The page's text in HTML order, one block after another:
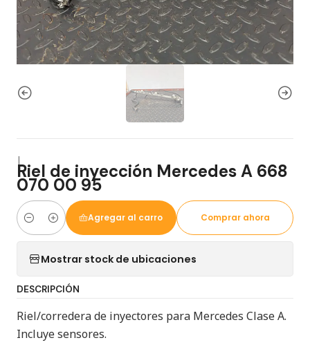
|
Riel de inyección Mercedes A 668
070 00 95
Cantidad
Agregar al carro Comprar ahora
Mostrar stock de ubicaciones
DESCRIPCIÓN
Riel/corredera de inyectores para Mercedes Clase A.
Incluye sensores.